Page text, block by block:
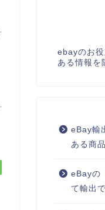
ebayのお
ある情報を
eBay輸
ある商
eBayの
て輸出